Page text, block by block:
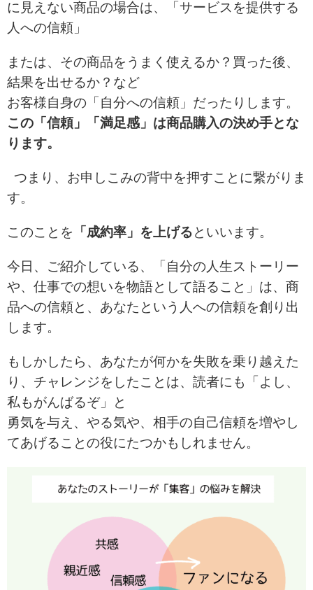
に見えない商品の場合は、「サービスを提供する
人への信頼」
または、その商品をうまく使えるか？買った後、
結果を出せるか？など
お客様自身の「自分への信頼」だったりします。
この「信頼」「満足感」は商品購入の決め手とな
ります。
つまり、お申しこみの背中を押すことに繋がりま
す。
このことを 「成約率」を上げるといいます。
今日、ご紹介している、「自分の人生ストーリー
や、仕事での想いを物語として語ること」は、 商
品への信頼と、あなたという人への信頼を創り出
します。
もしかしたら、あなたが何かを失敗を乗り越えた
り、チャレンジをしたことは、 読者にも「よし、
私もがんばるぞ」と
勇気を与え、やる気や、相手の自己信頼を増やし
てあげることの役にたつかもしれません。